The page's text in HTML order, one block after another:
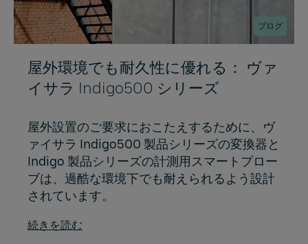
ブログ
屋外環境でも耐久性に優れる： ヴァ
イサラ Indigo500 シリーズ
屋外設置のご要求におこたえするために、ヴ
ァイサラ Indigo500 製品シリーズの変換器と
Indigo 製品シリーズの計測用スマートプロー
ブは、過酷な環境下でも耐えられるよう設計
されています。
続きを読む